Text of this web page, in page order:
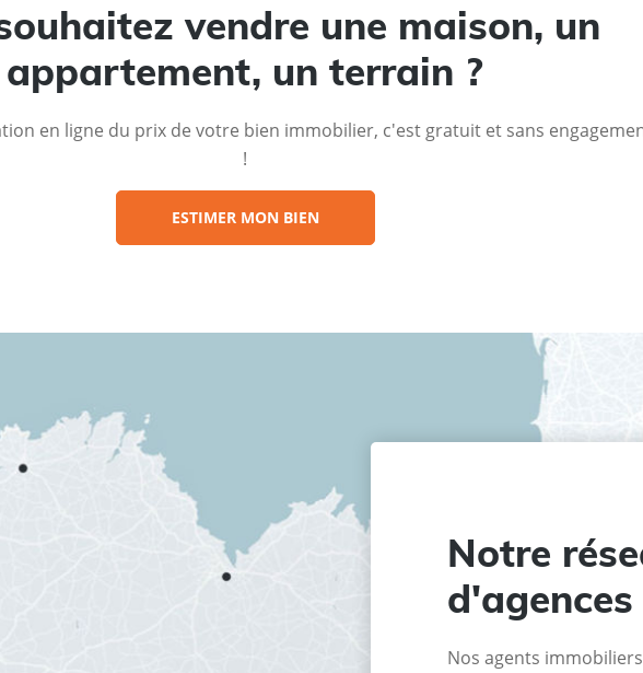
vendre une maison, un
appartement, un terrain ?
en ligne du prix de votre bien immobilier, c'est gratuit et sans
!
ESTIMER MON BIEN
Notre
d'agences
Nos agents